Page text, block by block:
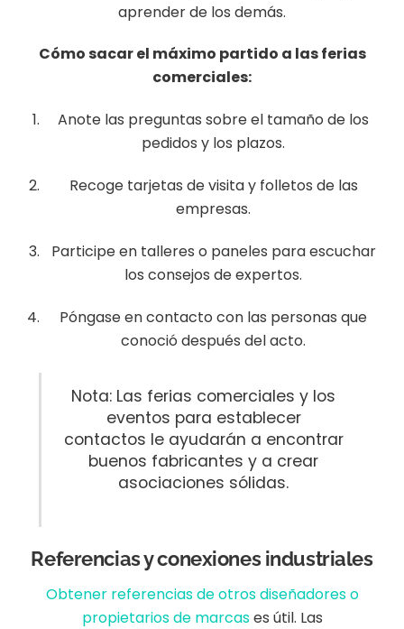
aprender de los demás.
Cómo sacar el máximo partido a las ferias
comerciales:
Anote las preguntas sobre el tamaño de los
pedidos y los plazos.
Recoge tarjetas de visita y folletos de las
empresas.
Participe en talleres o paneles para escuchar
los consejos de expertos.
Póngase en contacto con las personas que
conoció después del acto.
Nota: Las ferias comerciales y los
eventos para establecer
contactos le ayudarán a encontrar
buenos fabricantes y a crear
asociaciones sólidas.
Referencias y conexiones industriales
Obtener referencias de otros diseñadores o
propietarios de marcases útil. Las